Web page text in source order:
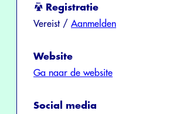
Registratie
Vereist / Aanmelden
Website
Ga naar de website
Social media